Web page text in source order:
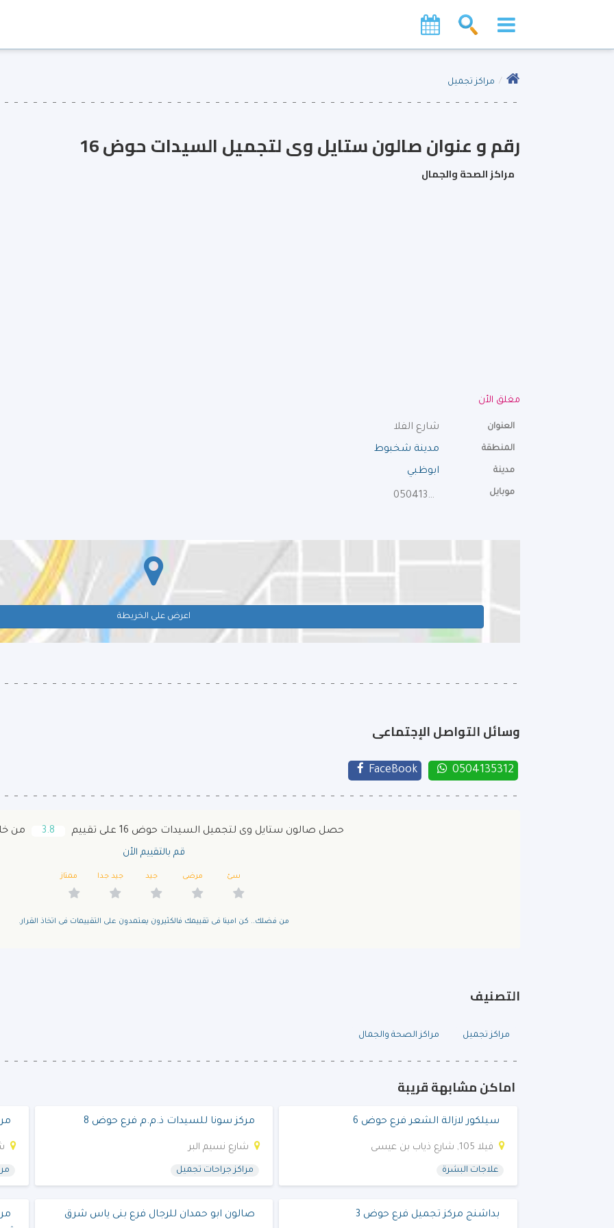
مراكز تجميل
رقم و عنوان صالون ستايل وى لتجميل السيدات حوض 16
مراكز الصحة والجمال
مغلق الأن
العنوان شارع الفلا
المنطقة مدينة شخبوط
مدينة ابوظبي
موبايل 0504135312
اعرض على الخريطة
وسائل التواصل الإجتماعى
0504135312
FaceBook
حصل صالون ستايل وى لتجميل السيدات حوض 16 على تقييم 3.8 من خلال
قم بالتقييم الأن
سئ مرضى جيد جيد جدا ممتاز
من فضلك.. كن امينا فى تقييمك فالكثيرون يعتمدون على التقييمات فى اتخاذ القرار.
التصنيف
مراكز تجميل مراكز الصحة والجمال
اماكن مشابهة قريبة
سيلكور لازالة الشعر فرع حوض 6
فيلا 105, شارع ذياب بن عيسى
علاجات البشرة
مركز سونا للسيدات ذ.م.م فرع حوض 8
شارع نسيم البر
مراكز جراحات تجميل
بداشنج مركز تجميل فرع حوض 3 صالون ابو حمدان للرجال فرع بنى ياس شرق